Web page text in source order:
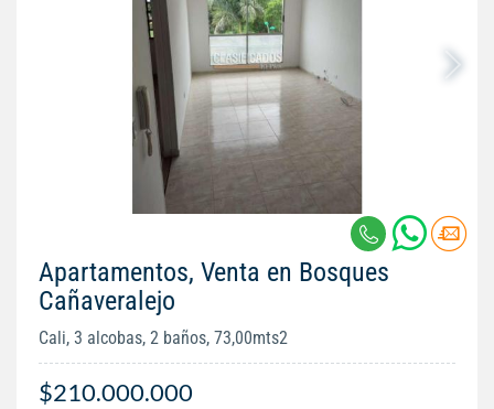
Apartamentos, Venta en Bosques
Cañaveralejo
Cali, 3 alcobas, 2 baños, 73,00mts2
$210.000.000